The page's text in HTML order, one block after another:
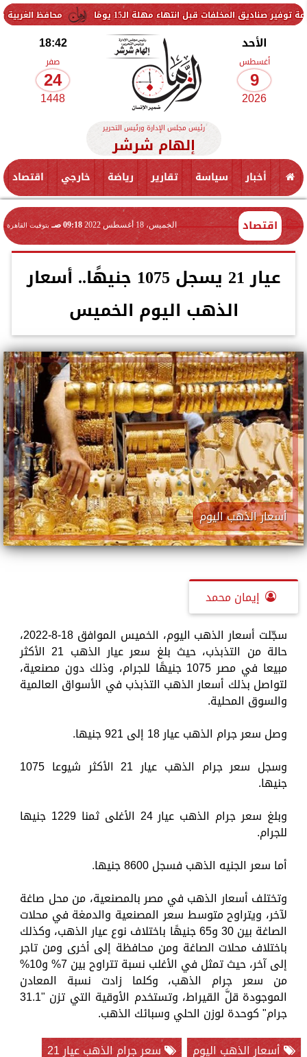
محافظ الغربية يتفقد حزمة من قبل انتهاء مهلة الـ15 يومًا
الأحد
أغسطس
9
2026
18:42
صفر
24
1448
رئيس مجلس الإدارة ورئيس التحرير
إلهام شرشر
أخبار سياسة تقارير رياضة خارجي اقتصاد
اقتصاد الخميس، 18 أغسطس 2022 09:18 صـ بتوقيت القاهرة
عيار 21 يسجل 1075 جنيهًا.. أسعار
الذهب اليوم الخميس
أسعار الذهب اليوم
إيمان محمد
سجّلت أسعار الذهب اليوم، الخميس الموافق 18-8-2022،
حالة من التذبذب، حيث بلغ سعر عيار الذهب 21 الأكثر
مبيعا في مصر 1075 جنيهًا للجرام، وذلك دون مصنعية،
لتواصل بذلك أسعار الذهب التذبذب في الأسواق العالمية
والسوق المحلية.
وصل سعر جرام الذهب عيار 18 إلى 921 جنيها.
وسجل سعر جرام الذهب عيار 21 الأكثر شيوعا 1075
جنيها.
وبلغ سعر جرام الذهب عيار 24 الأغلى ثمنا 1229 جنيها
للجرام.
أما سعر الجنيه الذهب فسجل 8600 جنيها.
وتختلف أسعار الذهب في مصر بالمصنعية، من محل صاغة
لآخر، ويتراوح متوسط سعر المصنعية والدمغة في محلات
الصاغة بين 30 و65 جنيهًا باختلاف نوع عيار الذهب، وكذلك
باختلاف محلات الصاغة ومن محافظة إلى أخرى ومن تاجر
إلى آخر، حيث تمثل في الأغلب نسبة تتراوح بين 7% و10%
من سعر جرام الذهب، وكلما زادت نسبة المعادن
الموجودة قلَّ القيراط، وتستخدم الأوقية التي تزن "31.1
جرام" كوحدة لوزن الحلي وسبائك الذهب.
أسعار الذهب اليوم
سعر جرام الذهب عيار 21